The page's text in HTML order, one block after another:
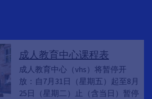
成人教育中心课程表
成人教育中心（vhs）将暂停开
放：自7月31日（星期五）起至8月
25日（星期二）止（含当日）暂停